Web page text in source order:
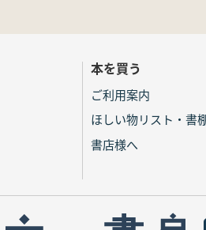
本を買う
ご利用案内
ほしい物リスト・書
書店様へ